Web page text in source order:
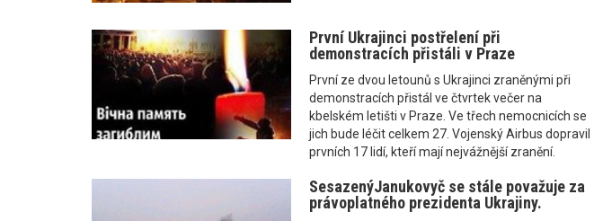
První Ukrajinci postřelení při
demonstracích přistáli v Praze
První ze dvou letounů s Ukrajinci zraněnými při
demonstracích přistál ve čtvrtek večer na
kbelském letišti v Praze. Ve třech nemocnicích se
jich bude léčit celkem 27. Vojenský Airbus dopravil
prvních 17 lidí, kteří mají nejvážnější zranění.
SesazenýJanukovyč se stále považuje za
právoplatného prezidenta Ukrajiny.